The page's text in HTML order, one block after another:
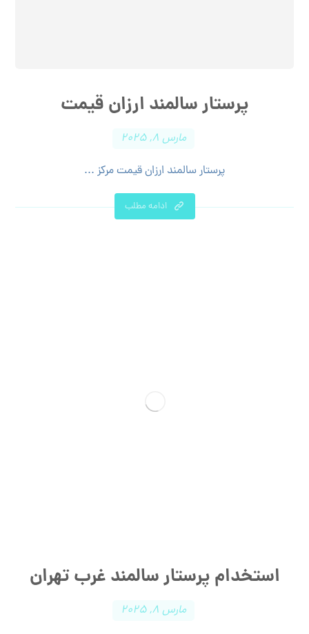
پرستار سالمند ارزان قیمت
مارس ۸, ۲۰۲۵
پرستار سالمند ارزان قیمت مرکز ...
ادامه مطلب
استخدام پرستار سالمند غرب تهران
مارس ۸, ۲۰۲۵